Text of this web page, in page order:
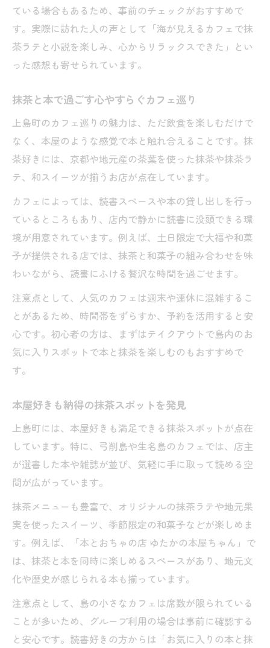
ている場合もあるため、事前のチェックがおすすめで
す。実際に訪れた人の声として「海が見えるカフェで抹
茶ラテと小説を楽しみ、心からリラックスできた」とい
った感想も寄せられています。
抹茶と本で過ごす心やすらぐカフェ巡り
上島町のカフェ巡りの魅力は、ただ飲食を楽しむだけで
なく、本屋のような感覚で本と触れ合えることです。抹
茶好きには、京都や地元産の茶葉を使った抹茶や抹茶ラ
テ、和スイーツが揃うお店が点在しています。
カフェによっては、読書スペースや本の貸し出しを行っ
ているところもあり、店内で静かに読書に没頭できる環
境が用意されています。例えば、土日限定で大福や和菓
子が提供される店では、抹茶と和菓子の組み合わせを味
わいながら、読書にふける贅沢な時間を過ごせます。
注意点として、人気のカフェは週末や連休に混雑するこ
とがあるため、時間帯をずらすか、予約を活用すると安
心です。初心者の方は、まずはテイクアウトで島内のお
気に入りスポットで本と抹茶を楽しむのもおすすめで
す。
本屋好きも納得の抹茶スポットを発見
上島町には、本屋好きも満足できる抹茶スポットが点在
しています。特に、弓削島や生名島のカフェでは、店主
が選書した本や雑誌が並び、気軽に手に取って読める空
間が広がっています。
抹茶メニューも豊富で、オリジナルの抹茶ラテや地元果
実を使ったスイーツ、季節限定の和菓子などが楽しめま
す。例えば、「本とおちゃの店 ゆたかの本屋ちゃん」で
は、抹茶と本を同時に楽しめるスペースがあり、地元文
化や歴史が感じられる本も揃っています。
注意点として、島の小さなカフェは席数が限られている
ことが多いため、グループ利用の場合は事前に確認する
と安心です。読書好きの方からは「お気に入りの本と抹